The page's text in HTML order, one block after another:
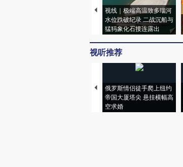
视线｜极端高温致多瑙河
水位跌破纪录 二战沉船与
猛犸象化石接连露出
视听推荐
俄罗斯情侣徒手爬上纽约
帝国大厦塔尖 悬挂横幅高
空求婚